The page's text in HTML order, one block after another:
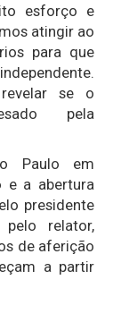
esforço e
atingir ao
para que
se o
pela
Paulo em
e a abertura
presidente
relator,
de aferição
a partir